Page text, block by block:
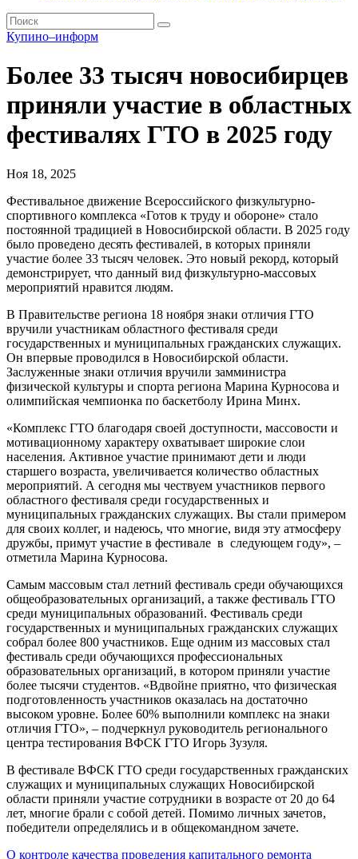
Купино–информ
Более 33 тысяч новосибирцев
приняли участие в областных
фестивалях ГТО в 2025 году
Ноя 18, 2025
Фестивальное движение Всероссийского физкультурно-
спортивного комплекса «Готов к труду и обороне» стало
постоянной традицией в Новосибирской области. В 2025 году
было проведено десять фестивалей, в которых приняли
участие более 33 тысяч человек. Это новый рекорд, который
демонстрирует, что данный вид физкультурно-массовых
мероприятий нравится людям.
В Правительстве региона 18 ноября знаки отличия ГТО
вручили участникам областного фестиваля среди
государственных и муниципальных гражданских служащих.
Он впервые проводился в Новосибирской области.
Заслуженные знаки отличия вручили замминистра
физической культуры и спорта региона Марина Курносова и
олимпийская чемпионка по баскетболу Ирина Минх.
«Комплекс ГТО благодаря своей доступности, массовости и
мотивационному характеру охватывает широкие слои
населения. Активное участие принимают дети и люди
старшего возраста, увеличивается количество областных
мероприятий. А сегодня мы чествуем участников первого
областного фестиваля среди государственных и
муниципальных гражданских служащих. Вы стали примером
для своих коллег, и надеюсь, что многие, видя эту атмосферу
дружбы, примут участие в фестивале в следующем году», –
отметила Марина Курносова.
Самым массовым стал летний фестиваль среди обучающихся
общеобразовательных организаций, а также фестиваль ГТО
среди муниципальных образований. Фестиваль среди
государственных и муниципальных гражданских служащих
собрал более 800 участников. Еще одним из массовых стал
фестиваль среди обучающихся профессиональных
образовательных организаций, в котором приняли участие
более тысячи студентов. «Вдвойне приятно, что физическая
подготовленность участников оказалась на достаточно
высоком уровне. Более 60% выполнили комплекс на знаки
отличия ГТО», – подчеркнул руководитель регионального
центра тестирования ВФСК ГТО Игорь Зузуля.
В фестивале ВФСК ГТО среди государственных гражданских
служащих и муниципальных служащих Новосибирской
области приняли участие сотрудники в возрасте от 20 до 64
лет, многие брали с собой детей. Помимо личных зачетов,
победители определялись и в общекомандном зачете.
О контроле качества проведения капитального ремонта